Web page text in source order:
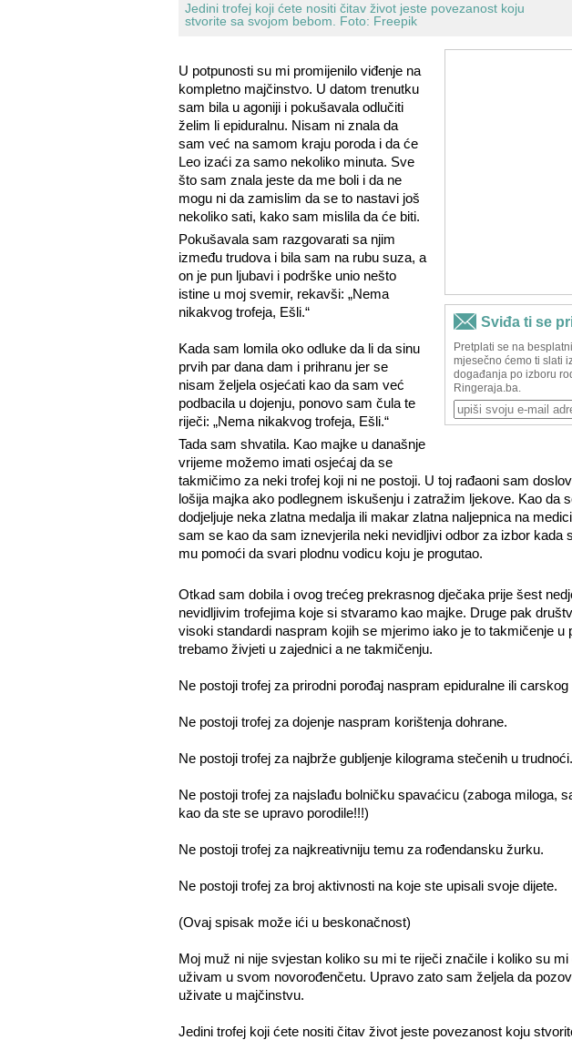
Jedini trofej koji ćete nositi čitav život jeste povezanost koju
stvorite sa svojom bebom. Foto: Freepik
U potpunosti su mi promijenilo viđenje na
kompletno majčinstvo. U datom trenutku
sam bila u agoniji i pokušavala odlučiti
želim li epiduralnu. Nisam ni znala da
sam već na samom kraju poroda i da će
Leo izaći za samo nekoliko minuta. Sve
što sam znala jeste da me boli i da ne
mogu ni da zamislim da se to nastavi još
nekoliko sati, kako sam mislila da će biti.
Pokušavala sam razgovarati sa njim
između trudova i bila sam na rubu suza, a
on je pun ljubavi i podrške unio nešto
istine u moj svemir, rekavši: „Nema
nikakvog trofeja, Ešli.“
Kada sam lomila oko odluke da li da sinu
prvih par dana dam i prihranu jer se
nisam željela osjećati kao da sam već
podbacila u dojenju, ponovo sam čula te
riječi: „Nema nikakvog trofeja, Ešli.“
Tada sam shvatila. Kao majke u današnje
vrijeme možemo imati osjećaj da se
takmičimo za neki trofej koji ni ne postoji. U toj rađaoni sam
lošija majka ako podlegnem iskušenju i zatražim ljekove. Kao da
dodjeljuje neka zlatna medalja ili makar zlatna naljepnica na
sam se kao da sam iznevjerila neki nevidljivi odbor za izbor kada
mu pomoći da svari plodnu vodicu koju je progutao.
Otkad sam dobila i ovog trećeg prekrasnog dječaka prije šest
nevidljivim trofejima koje si stvaramo kao majke. Druge pak
visoki standardi naspram kojih se mjerimo iako je to takmičenje u
trebamo živjeti u zajednici a ne takmičenju.
Ne postoji trofej za prirodni porođaj naspram epiduralne ili carskog
Ne postoji trofej za dojenje naspram korištenja dohrane.
Ne postoji trofej za najbrže gubljenje kilograma stečenih u trudnoći.
Ne postoji trofej za najslađu bolničku spavaćicu (zaboga miloga,
kao da ste se upravo porodile!!!)
Ne postoji trofej za najkreativniju temu za rođendansku žurku.
Ne postoji trofej za broj aktivnosti na koje ste upisali svoje dijete.
(Ovaj spisak može ići u beskonačnost)
Moj muž ni nije svjestan koliko su mi te riječi značile i koliko su
uživam u svom novorođenčetu. Upravo zato sam željela da
uživate u majčinstvu.
Jedini trofej koji ćete nositi čitav život jeste povezanost koju